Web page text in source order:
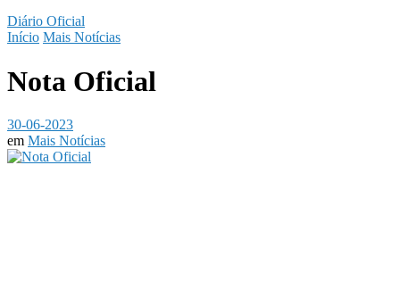
Diário Oficial
Início Mais Notícias
Nota Oficial
30-06-2023
em Mais Notícias